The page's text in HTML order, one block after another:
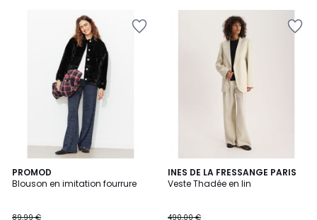
PROMOD
Blouson en imitation fourrure
89,99 €
INES DE LA FRESSANGE PARIS
Veste Thadée en lin
490,00 €